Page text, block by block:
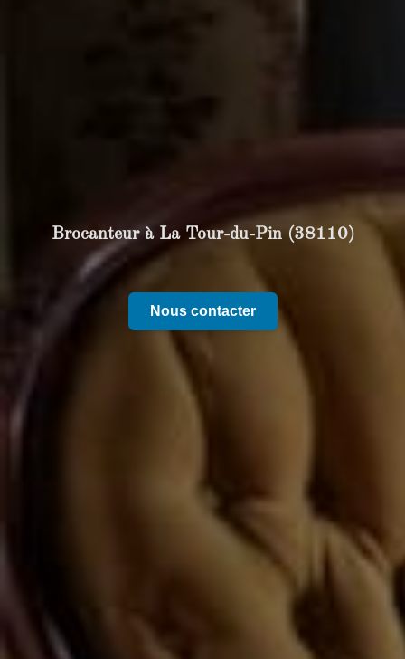
Brocanteur à La Tour-du-Pin (38110)
Nous contacter